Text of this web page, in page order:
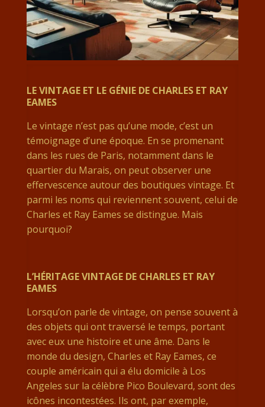
LE VINTAGE ET LE GÉNIE DE CHARLES ET RAY
EAMES
Le vintage n’est pas qu’une mode, c’est un
témoignage d’une époque. En se promenant
dans les rues de Paris, notamment dans le
quartier du Marais, on peut observer une
effervescence autour des boutiques vintage. Et
parmi les noms qui reviennent souvent, celui de
Charles et Ray Eames se distingue. Mais
pourquoi?
L’HÉRITAGE VINTAGE DE CHARLES ET RAY
EAMES
Lorsqu’on parle de vintage, on pense souvent à
des objets qui ont traversé le temps, portant
avec eux une histoire et une âme. Dans le
monde du design, Charles et Ray Eames, ce
couple américain qui a élu domicile à Los
Angeles sur la célèbre Pico Boulevard, sont des
icônes incontestées. Ils ont, par exemple,